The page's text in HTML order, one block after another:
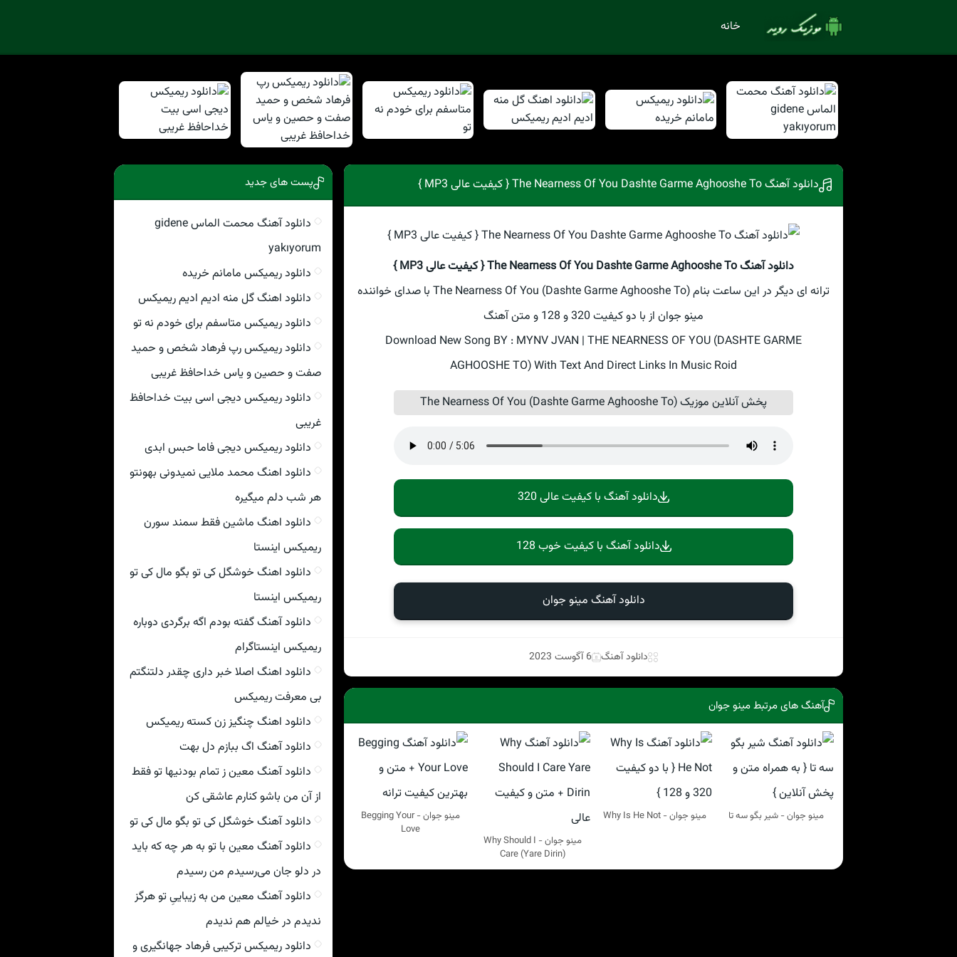
خانه
دانلود آهنگ The Nearness Of You Dashte Garme Aghooshe To { کیفیت عالی MP3 }
دانلود آهنگ The Nearness Of You Dashte Garme Aghooshe To { کیفیت عالی MP3 }
ترانه ای دیگر در این ساعت بنام The Nearness Of You (Dashte Garme Aghooshe To) با صدای خواننده
مینو جوان از با دو کیفیت 320 و 128 و متن آهنگ
Download New Song BY : MYNV JVAN | THE NEARNESS OF YOU (DASHTE GARME
AGHOOSHE TO) With Text And Direct Links In Music Roid
پخش آنلاین موزیک The Nearness Of You (Dashte Garme Aghooshe To)
دانلود آهنگ با کیفیت عالی 320
دانلود آهنگ با کیفیت خوب 128
دانلود آهنگ مینو جوان
دانلود آهنگ 6 آگوست 2023
آهنگ های مرتبط مینو جوان
مینو جوان - شیر بگو سه تا
مینو جوان - Why Is He Not
مینو جوان - Why Should I
Care (Yare Dirin)
مینو جوان - Begging Your
Love
پست های جدید
دانلود آهنگ محمت الماس gidene
yakıyorum
دانلود ریمیکس مامانم خریده
دانلود اهنگ گل منه ادیم ادیم ریمیکس
دانلود ریمیکس متاسفم برای خودم نه تو
دانلود ریمیکس رپ فرهاد شخص و حمید
صفت و حصین و یاس خداحافظ غریبی
دانلود ریمیکس دیجی اسی بیت خداحافظ
غریبی
دانلود ریمیکس دیجی فاما حبس ابدی
دانلود اهنگ محمد ملایی نمیدونی بهونتو
هر شب دلم میگیره
دانلود اهنگ ماشین فقط سمند سورن
ریمیکس اینستا
دانلود اهنگ خوشگل کی تو بگو مال کی تو
ریمیکس اینستا
دانلود آهنگ گفته بودم اگه برگردی دوباره
ریمیکس اینستاگرام
دانلود اهنگ اصلا خبر داری چقدر دلتنگتم
بی معرفت ریمیکس
دانلود اهنگ چنگیز زن کسته ریمیکس
دانلود آهنگ اگ ببازم دل بهت
دانلود آهنگ معین ز تمام بودنیها تو فقط
از آن من باشو کنارم عاشقی کن
دانلود آهنگ خوشگل کی تو بگو مال کی تو
دانلود آهنگ معین با تو به هر چه که باید
در دلو جان می‌رسیدم من رسیدم
دانلود آهنگ معین من به زیباییِ تو هرگز
ندیدم در خیالم هم ندیدم
دانلود ریمیکس ترکیبی فرهاد جهانگیری و